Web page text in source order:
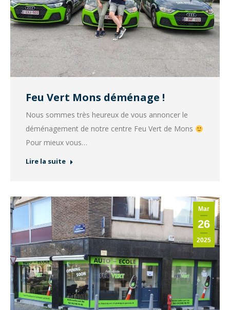
Feu Vert Mons déménage !
Nous sommes très heureux de vous annoncer le
déménagement de notre centre Feu Vert de Mons
Pour mieux vous…
Lire la suite
Mar
26
2025